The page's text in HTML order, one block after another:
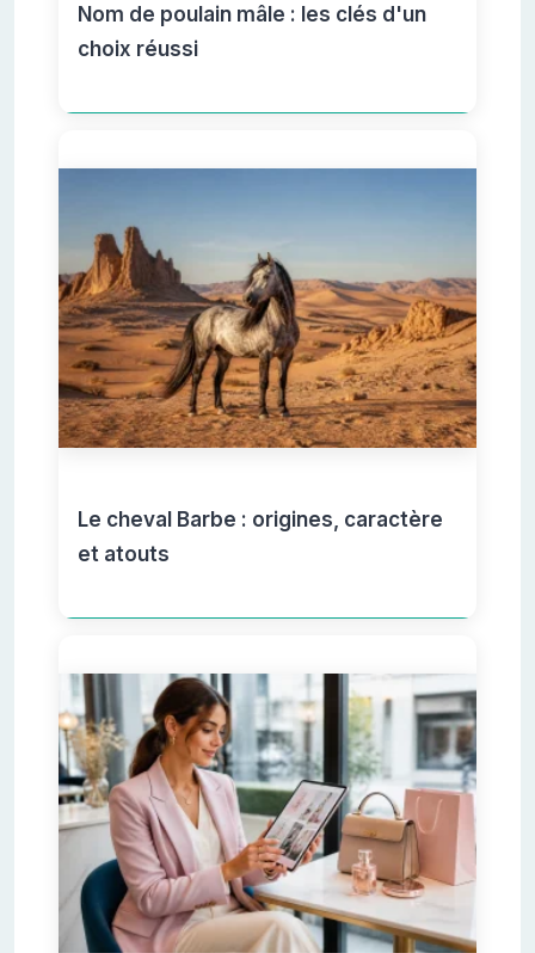
Nom de poulain mâle : les clés d'un
choix réussi
Le cheval Barbe : origines, caractère
et atouts